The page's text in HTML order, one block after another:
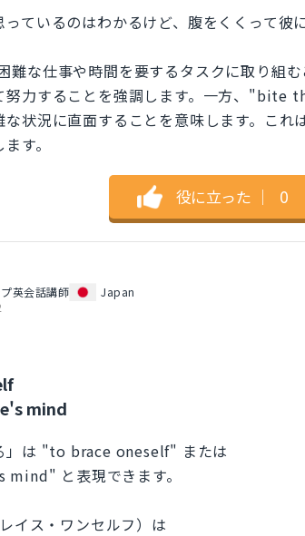
ているのはわかるけど、腹をくくって彼
な仕事や時間を要するタスクに取り組
努力することを強調します。一方、"bite
な状況に直面することを意味します。これ
す。
役に立った ｜ 0
英会話講師
Japan
mind
」は "to brace oneself" または
と表現できます。
イス・ワンセルフ）は